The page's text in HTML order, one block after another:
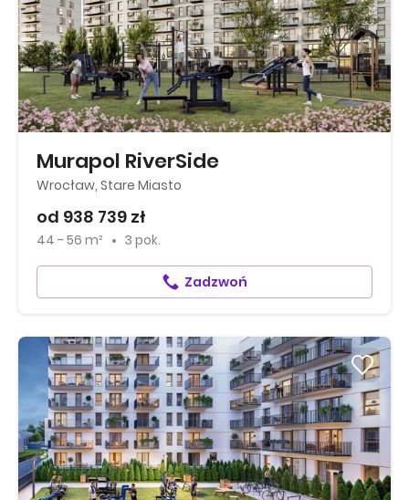
Murapol RiverSide
Wrocław, Stare Miasto
od 938 739 zł
44 - 56 m² 3 pok.
Zadzwoń